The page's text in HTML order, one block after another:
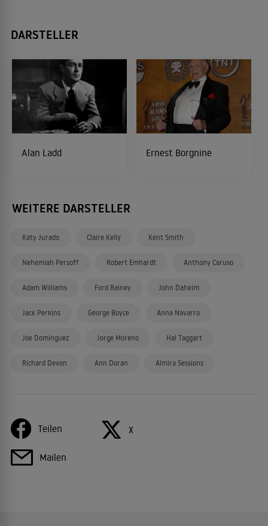
DARSTELLER
Alan Ladd Ernest Borgnine
WEITERE DARSTELLER
Katy Jurado Claire Kelly Kent Smith
Nehemiah Persoff Robert Emhardt Anthony Caruso
Adam Williams Ford Rainey John Daheim
Jack Perkins George Boyce Anna Navarro
Joe Dominguez Jorge Moreno Hal Taggart
Richard Devon Ann Doran Almira Sessions
Teilen X
Mailen